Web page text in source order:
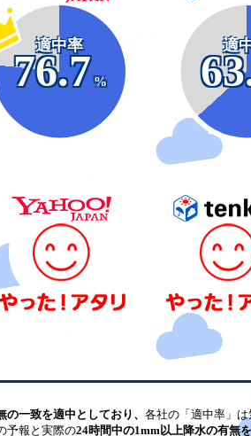
適中率
76.7
%
適
一致を適中としており、 各社の「適中率」は
予報と実際の24時間中の1mm以上降水の有無を